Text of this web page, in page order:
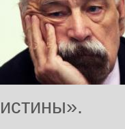
истины».